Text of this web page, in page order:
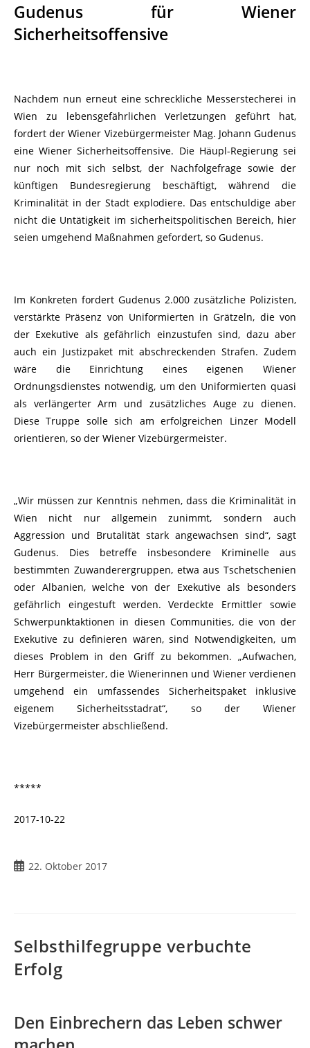
Gudenus für Wiener
Sicherheitsoffensive
Nachdem nun erneut eine schreckliche Messerstecherei in
Wien zu lebensgefährlichen Verletzungen geführt hat,
fordert der Wiener Vizebürgermeister Mag. Johann Gudenus
eine Wiener Sicherheitsoffensive. Die Häupl-Regierung sei
nur noch mit sich selbst, der Nachfolgefrage sowie der
künftigen Bundesregierung beschäftigt, während die
Kriminalität in der Stadt explodiere. Das entschuldige aber
nicht die Untätigkeit im sicherheitspolitischen Bereich, hier
seien umgehend Maßnahmen gefordert, so Gudenus.
Im Konkreten fordert Gudenus 2.000 zusätzliche Polizisten,
verstärkte Präsenz von Uniformierten in Grätzeln, die von
der Exekutive als gefährlich einzustufen sind, dazu aber
auch ein Justizpaket mit abschreckenden Strafen. Zudem
wäre die Einrichtung eines eigenen Wiener
Ordnungsdienstes notwendig, um den Uniformierten quasi
als verlängerter Arm und zusätzliches Auge zu dienen.
Diese Truppe solle sich am erfolgreichen Linzer Modell
orientieren, so der Wiener Vizebürgermeister.
„Wir müssen zur Kenntnis nehmen, dass die Kriminalität in
Wien nicht nur allgemein zunimmt, sondern auch
Aggression und Brutalität stark angewachsen sind“, sagt
Gudenus. Dies betreffe insbesondere Kriminelle aus
bestimmten Zuwanderergruppen, etwa aus Tschetschenien
oder Albanien, welche von der Exekutive als besonders
gefährlich eingestuft werden. Verdeckte Ermittler sowie
Schwerpunktaktionen in diesen Communities, die von der
Exekutive zu definieren wären, sind Notwendigkeiten, um
dieses Problem in den Griff zu bekommen. „Aufwachen,
Herr Bürgermeister, die Wienerinnen und Wiener verdienen
umgehend ein umfassendes Sicherheitspaket inklusive
eigenem Sicherheitsstadrat“, so der Wiener
Vizebürgermeister abschließend.
*****
2017-10-22
Beitrag
22. Oktober 2017
Selbsthilfegruppe verbuchte
Erfolg
Den Einbrechern das Leben schwer